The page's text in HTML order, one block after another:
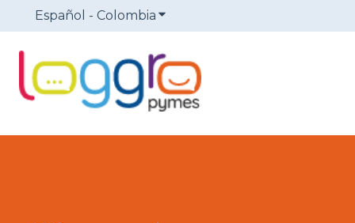
Español - Colombia Traducciones de Mostrar